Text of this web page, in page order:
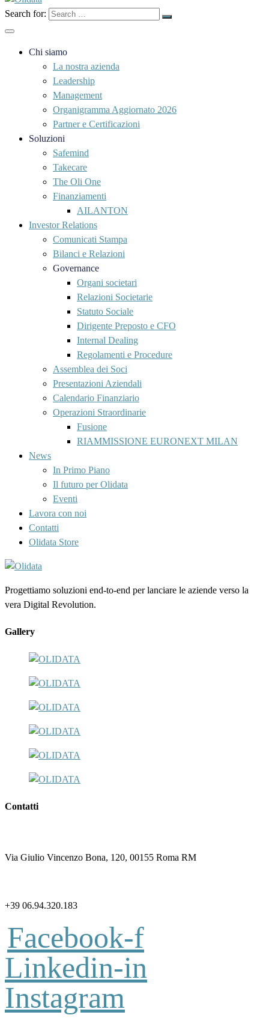
Search for:
Chi siamo
La nostra azienda
Leadership
Management
Organigramma Aggiornato 2026
Partner e Certificazioni
Soluzioni
Safemind
Takecare
The Oli One
Finanziamenti
AILANTON
Investor Relations
Comunicati Stampa
Bilanci e Relazioni
Governance
Organi societari
Relazioni Societarie
Statuto Sociale
Dirigente Preposto e CFO
Internal Dealing
Regolamenti e Procedure
Assemblea dei Soci
Presentazioni Aziendali
Calendario Finanziario
Operazioni Straordinarie
Fusione
RIAMMISSIONE EURONEXT MILAN
News
In Primo Piano
Il futuro per Olidata
Eventi
Lavora con noi
Contatti
Olidata Store
Progettiamo soluzioni end-to-end per lanciare le aziende verso la
vera Digital Revolution.
Gallery
Contatti
Via Giulio Vincenzo Bona, 120, 00155 Roma RM
+39 06.94.320.183
Facebook-f
Linkedin-in
Instagram